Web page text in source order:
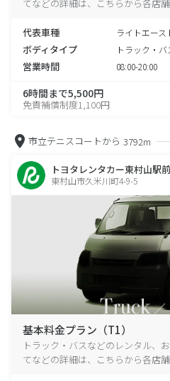
てなどの詳細は、こちらから各店
代表車種 ライトエー
ボディタイプ トラック・
営業時間 08:00-20:00
6時間まで5,500円
免責補償制度1,100円
市立テニスコートから 3792m
トヨタレンタカー東村山駅前
東村山市久米川町4-9-5
基本料金プラン（T1）
トラック・バスなどのレンタル、
てなどの詳細は、こちらから各店